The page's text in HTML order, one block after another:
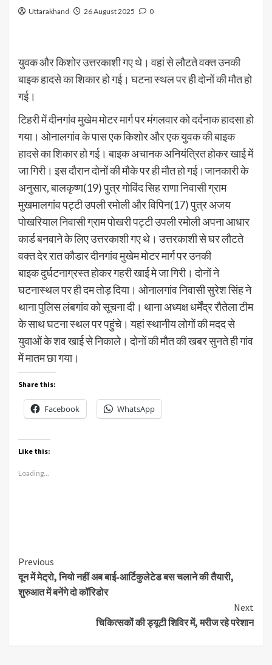
Uttarakhand 26 August 2025 0
युवक और किशोर उत्तरकाशी गए थे। वहां से लौटते वक्त उनकी
बाइक हादसे का शिकार हो गई। घटना स्थल पर ही दोनों की मौत हो
गई।
टिहरी में दीनगांव मुखेम माेटर मार्ग पर मंगलवार को दर्दनाक हादसा हो
गया। ओनालगांव के पास एक किशोर और एक युवक की बाइक
हादसे का शिकार हो गई। बाइक अचानक अनियंत्रित होकर खाई में
जा गिरी। इस दौरान दोनों की मौके पर ही मौत हो गई।जानकारी के
अनुसार, बालकृष्ण(19) पुत्र गाेविंद सिह राणा निवासी ग्राम
मुखमालगांव पट्टी उपली रमाेली और विपिन(17) पुत्र अजय
पाेखरियाल निवासी ग्राम पाेखरी पट्टी उपली रमाेली अपना आधार
कार्ड बनवाने के लिए उत्तरकाशी गए थे। उत्तरकाशी से घर लाैटते
वक्त देर रात काैडार दीनगांव मुखेम माेटर मार्ग पर उनकी
बाइक दुर्घटनाग्रस्त हाेकर गहरी खाई मे जा गिरी। दोनों ने
घटनास्थल पर ही दम तोड़ दिया। ओनालगांव निवासी सुरेश सिंह ने
थाना पुलिस लंबगांव काे सूचना दी। थाना अध्यक्ष धर्मेंद्र राैतेला टीम
के साथ घटना स्थल पर पहुंचे। यहां स्थानीय लाेगाें की मदद से
युवाओं के शव खाई से निकाले। दोनों की मौत की खबर सुनते ही गांव
में मातम छा गया।
Share this:
Facebook WhatsApp
Like this:
Loading...
Continue
Reading
Previous
दून में मेट्रो, नियो नहीं अब बाई-आर्टिकुलेटेड बस चलाने की तैयारी,
शुरुआत में बनेंगे दो कॉरिडोर
Next
चिकित्सकों की ड्यूटी शिविर में, मरीज रहे परेशान